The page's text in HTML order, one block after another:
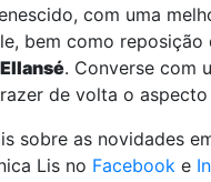
com uma
bem como
Ellansé. Converse com
de volta o
sobre as novidades
Lis no Facebook e